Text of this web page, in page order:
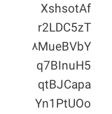
XshsotAf
r2LDC5zT
۸MueBVbY
q7BInuH5
qtBJCapa
Yn1PtUOo